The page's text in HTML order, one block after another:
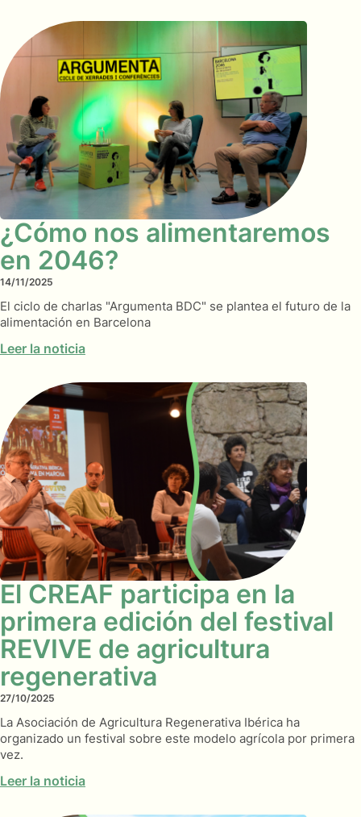
¿Cómo nos alimentaremos
en 2046?
14/11/2025
El ciclo de charlas "Argumenta BDC" se plantea el futuro de la
alimentación en Barcelona
Leer la noticia
El CREAF participa en la
primera edición del festival
REVIVE de agricultura
regenerativa
27/10/2025
La Asociación de Agricultura Regenerativa Ibérica ha
organizado un festival sobre este modelo agrícola por primera
vez.
Leer la noticia